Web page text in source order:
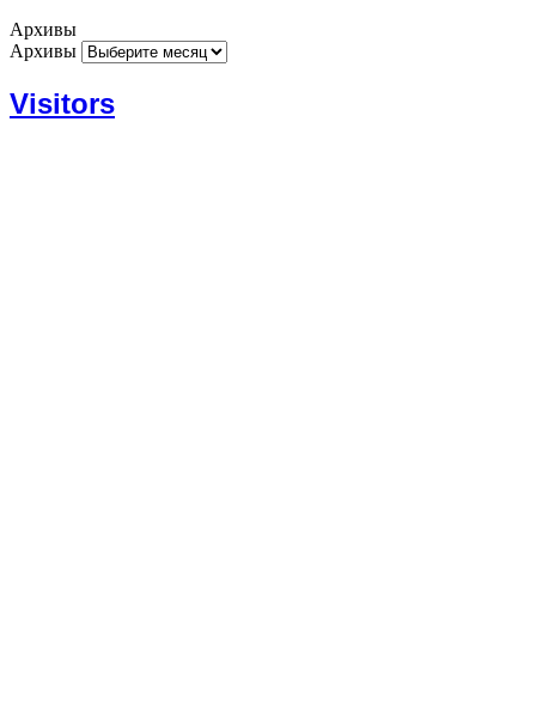
Архивы
Архивы
Visitors